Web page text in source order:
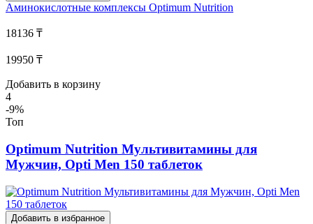
Аминокислотные комплексы Optimum Nutrition
18136 ₸
19950 ₸
Добавить в корзину
4
-9%
Топ
Optimum Nutrition Мультивитамины для
Мужчин, Opti Men 150 таблеток
Добавить в избранное